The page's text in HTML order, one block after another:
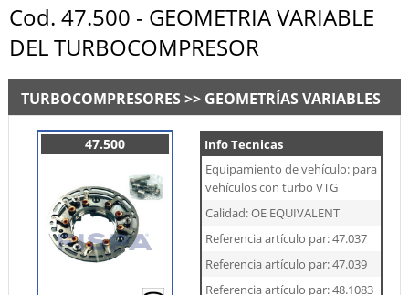
Cod. 47.500 - GEOMETRIA VARIABLE
DEL TURBOCOMPRESOR
TURBOCOMPRESORES >> GEOMETRÍAS VARIABLES
47.500
Info Tecnicas
Equipamiento de vehículo: para
vehículos con turbo VTG
Calidad: OE EQUIVALENT
Referencia artículo par: 47.037
Referencia artículo par: 47.039
Referencia artículo par: 48.1083